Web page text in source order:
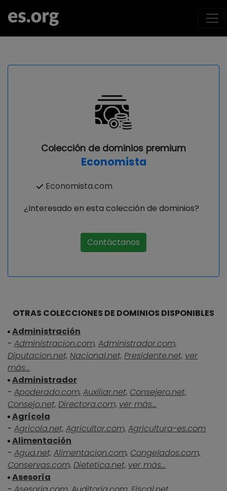
Colección de dominios premium
Economista
Economista.com
¿Interesado en esta colección de dominios?
Contáctanos
OTRAS COLECCIONES DE DOMINIOS DISPONIBLES
Administración
- Administracion.com, Administrador.com,
Diputacion.net, Nacional.net, Presidente.net, ver
más...
Administrador
- Apoderado.com, Auxiliar.net, Consejero.net,
Consejo.net, Directora.com, ver más...
Agrícola
- Agricola.net, Agricultor.com, Agricultura-es.com
Alimentación
- Agua.net, Alimentacion.com, Congelados.com,
Conservas.com, Dietetica.net, ver más...
Asesoría